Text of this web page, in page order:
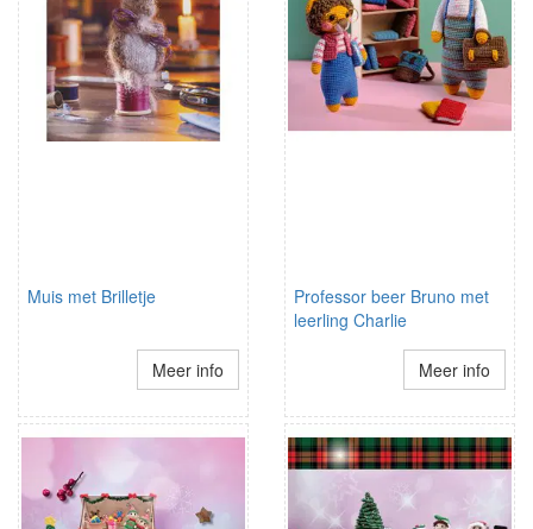
Muis met Brilletje
Meer info
Professor beer Bruno met
leerling Charlie
Meer info